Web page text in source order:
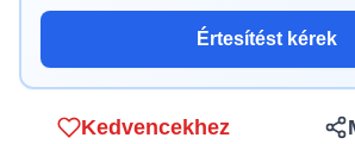
Értesítést kérek
Kedvencekhez